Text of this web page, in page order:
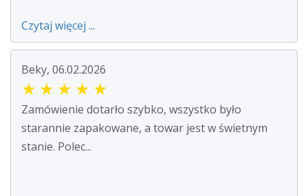
Czytaj więcej ...
Beky, 06.02.2026
★ ★ ★ ★ ★
Zamówienie dotarło szybko, wszystko było
starannie zapakowane, a towar jest w świetnym
stanie. Polec...